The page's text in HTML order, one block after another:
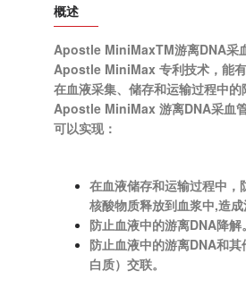
概述
Apostle MiniMaxTM游离DNA采
Apostle MiniMax 专利技术，能
在血液采集、储存和运输过程中的
Apostle MiniMax 游离DNA采血
可以实现：
在血液储存和运输过程中，
核酸物质释放到血浆中,造成
防止血液中的游离DNA降解。
防止血液中的游离DNA和
白质）交联。